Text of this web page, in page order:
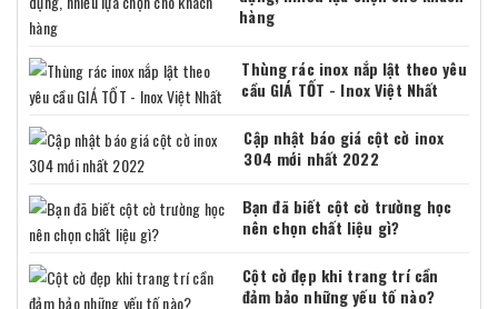
hàng
Thùng rác inox nắp lật theo yêu
cầu GIÁ TỐT - Inox Việt Nhất
Cập nhật báo giá cột cờ inox
304 mới nhất 2022
Bạn đã biết cột cờ trường học
nên chọn chất liệu gì?
Cột cờ đẹp khi trang trí cần
đảm bảo những yếu tố nào?